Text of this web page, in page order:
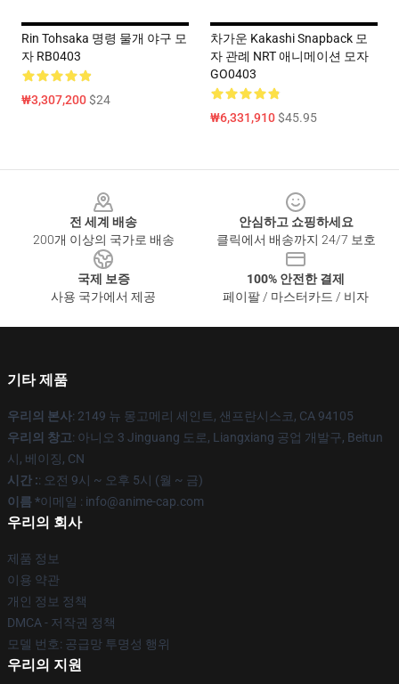
Rin Tohsaka 명령 물개 야구 모
자 RB0403
₩3,307,200$24
차가운 Kakashi Snapback 모
자 관례 NRT 애니메이션 모자
GO0403
₩6,331,910$45.95
전 세계 배송
200개 이상의 국가로 배송
안심하고 쇼핑하세요
클릭에서 배송까지 24/7 보호
국제 보증
사용 국가에서 제공
100% 안전한 결제
페이팔 / 마스터카드 / 비자
기타 제품
우리의 본사: 2149 뉴 몽고메리 세인트, 샌프란시스코, CA 94105
우리의 창고: 아니오 3 Jinguang 도로, Liangxiang 공업 개발구, Beitun
시, 베이징, CN
시간 :: 오전 9시 ~ 오후 5시 (월 ~ 금)
이름 *이메일 : info@anime-cap.com
우리의 회사
제품 정보
이용 약관
개인 정보 정책
DMCA - 저작권 정책
모델 번호: 공급망 투명성 행위
우리의 지원